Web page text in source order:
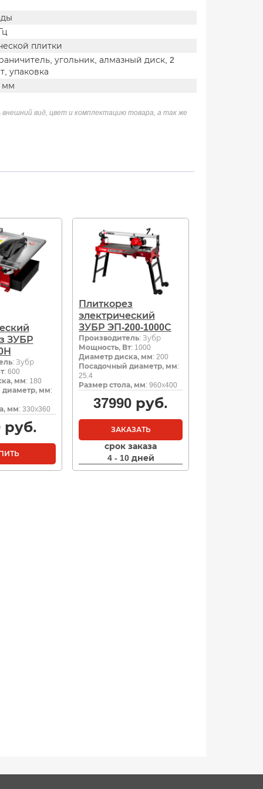
плитки
угольник, алмазный диск, 2
упаковка
мм
вид, цвет и комплектацию товара, а так же
ЗУБР
: Зубр
: 600
мм: 180
мм:
мм: 330х360
руб.
Плиткорез
электрический
ЗУБР ЭП-200-1000С
Производитель: Зубр
Мощность, Вт: 1000
Диаметр диска, мм: 200
Посадочный диаметр, мм:
25.4
Размер стола, мм: 960х400
37990 руб.
ЗАКАЗАТЬ
срок заказа
4 - 10 дней